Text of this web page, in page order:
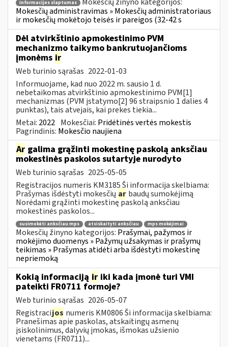
informacijos slaptumas
Mokesčių administravimas » Mokesčių administratoriaus
ir mokesčių mokėtojo teisės ir pareigos (32-42 s
Dėl atvirkštinio apmokestinimo PVM
mechanizmo taikymo bankrutuojančioms
įmonėms ir
Web turinio sąrašas 2022-01-03
Informuojame, kad nuo 2022 m. sausio 1 d.
nebetaikomas atvirkštinio apmokestinimo PVM[1]
mechanizmas (PVM įstatymo[2] 96 straipsnio 1 dalies 4
punktas), tais atvejais, kai prekes tiekia...
Metai: 2022 Mokesčiai: Pridėtinės vertės mokestis
Pagrindinis: Mokesčio naujiena
Ar galima grąžinti mokestinę paskolą anksčiau
mokestinės paskolos sutartyje nurodyto
Web turinio sąrašas 2025-05-05
Registracijos numeris KM3185 Ši informacija skelbiama:
Prašymas išdėstyti mokesčių ar baudų sumokėjimą
Norėdami grąžinti mokestinę paskolą anksčiau
mokestinės paskolos...
susimokėti anksčiau mps atsiskaityti anksčiau mps mokėjimai
Mokesčių žinyno kategorijos: Prašymai, pažymos ir
mokėjimo duomenys » Pažymų užsakymas ir prašymų
teikimas » Prašymas atidėti arba išdėstyti mokestinę
nepriemoką
Kokią informaciją ir iki kada įmonė turi VMI
pateikti FR0711 formoje?
Web turinio sąrašas 2026-05-07
Registracijos numeris KM0806 Ši informacija skelbiama:
Pranešimas apie paskolas, atskaitingų asmenų
įsiskolinimus, dalyvių įmokas, išmokas užsienio
vienetams (FR0711)...